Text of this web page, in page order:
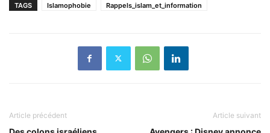
TAGS Islamophobie Rappels_islam_et_information
Article précédent Article suivant